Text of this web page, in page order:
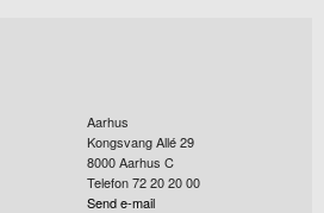
Aarhus
Kongsvang Allé 29
8000Aarhus C
Telefon 72 20 20 00
Send e-mail